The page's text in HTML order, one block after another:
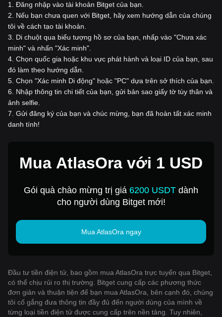
1
Đăng nhập vào tài khoản Bitget của bạn.
2
Nếu bạn chưa quen với Bitget, hãy xem hướng dẫn của chúng
tôi về cách tạo tài khoản.
3
Di chuột qua biểu tượng hồ sơ của bạn, nhấp vào "Chưa xác
minh" và nhấn "Xác minh".
4 Chọn quốc gia hoặc khu vực phát hành và loại ID của bạn, sau
đó làm theo hướng dẫn.
5 Chọn "Xác minh Di động" hoặc "PC" dựa trên sở thích của bạn.
6
Nhập thông tin chi tiết của bạn, gửi bản sao giấy tờ tùy thân và
ảnh selfie.
7 Gửi đăng ký của bạn và chúc mừng, bạn đã hoàn tất xác minh
danh tính!
Mua AtlasOra với 1 USD
Gói quà chào mừng trị giá 6200 USDT dành
cho người dùng Bitget mới!
Mua AtlasOra ngay
Đầu tư tiền điện tử, bao gồm mua AtlasOra trực tuyến qua Bitget,
có thể chịu rủi ro thị trường. Bitget cung cấp các phương thức
đơn giản và thuận tiện để bạn mua AtlasOra, bên cạnh đó, chúng
tôi cố gắng đưa thông tin đầy đủ đến người dùng của mình về
từng loại tiền điện tử được cung cấp trên nền tảng. Tuy nhiên,